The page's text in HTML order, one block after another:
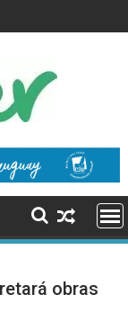
obras